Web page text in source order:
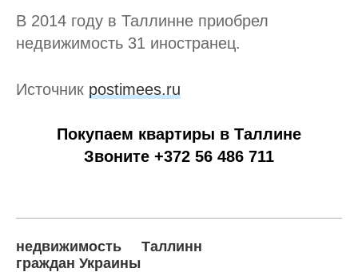
В 2014 году в Таллинне приобрел
недвижимость 31 иностранец.
Источник postimees.ru
Покупаем квартиры в Таллине
Звоните +372 56 486 711
недвижимость
Таллинн
граждан Украины